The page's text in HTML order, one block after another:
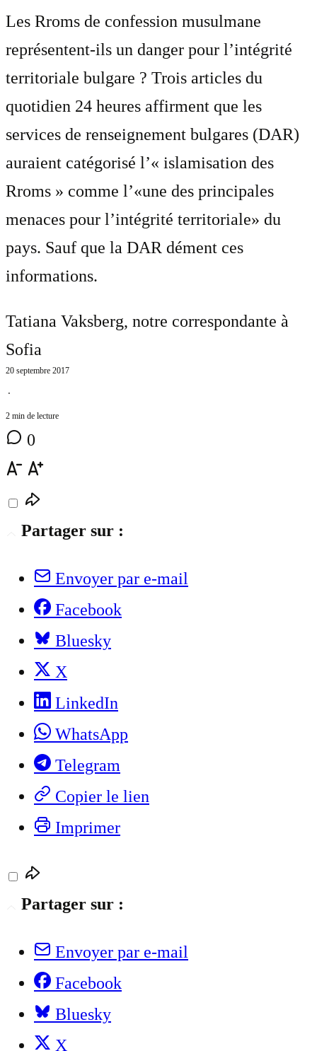
Les Rroms de confession musulmane
représentent-ils un danger pour l’intégrité
territoriale bulgare ? Trois articles du
quotidien 24 heures affirment que les
services de renseignement bulgares (DAR)
auraient catégorisé l’« islamisation des
Rroms » comme l’«une des principales
menaces pour l’intégrité territoriale» du
pays. Sauf que la DAR dément ces
informations.
Tatiana Vaksberg, notre correspondante à
Sofia
20 septembre 2017
⋅
2 min de lecture
0
Partager sur :
Envoyer par e-mail
Facebook
Bluesky
X
LinkedIn
WhatsApp
Telegram
Copier le lien
Imprimer
Partager sur :
Envoyer par e-mail
Facebook
Bluesky
X